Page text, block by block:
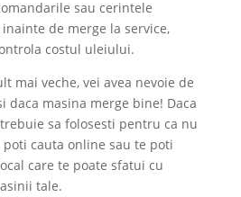
sau cerintele
de merge la service,
costul uleiului.
mai veche, vei avea nevoie de
daca masina merge bine! Daca
sa folosesti pentru ca nu
cauta online sau te poti
care te poate sfatui cu
tale.